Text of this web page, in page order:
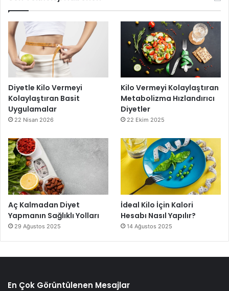
Diyetle Kilo Vermeyi
Kolaylaştıran Basit
Uygulamalar
22 Nisan 2026
Kilo Vermeyi Kolaylaştıran
Metabolizma Hızlandırıcı
Diyetler
22 Ekim 2025
Aç Kalmadan Diyet
Yapmanın Sağlıklı Yolları
29 Ağustos 2025
İdeal Kilo İçin Kalori
Hesabı Nasıl Yapılır?
14 Ağustos 2025
En Çok Görüntülenen Mesajlar